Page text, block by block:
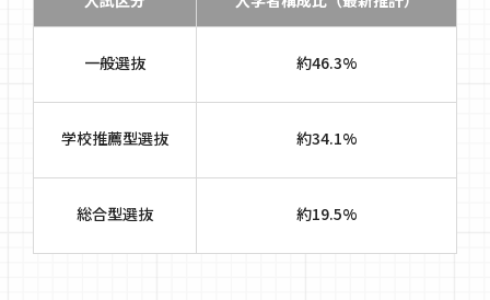
一般選抜 約46.3%
学校推薦型選抜 約34.1%
総合型選抜 約19.5%